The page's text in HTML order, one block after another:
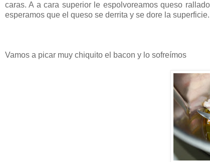
caras. A a cara superior le espolvoreamos queso
esperamos que el queso se derrita y se dore la superficie.
Vamos a picar muy chiquito el bacon y lo sofreímos